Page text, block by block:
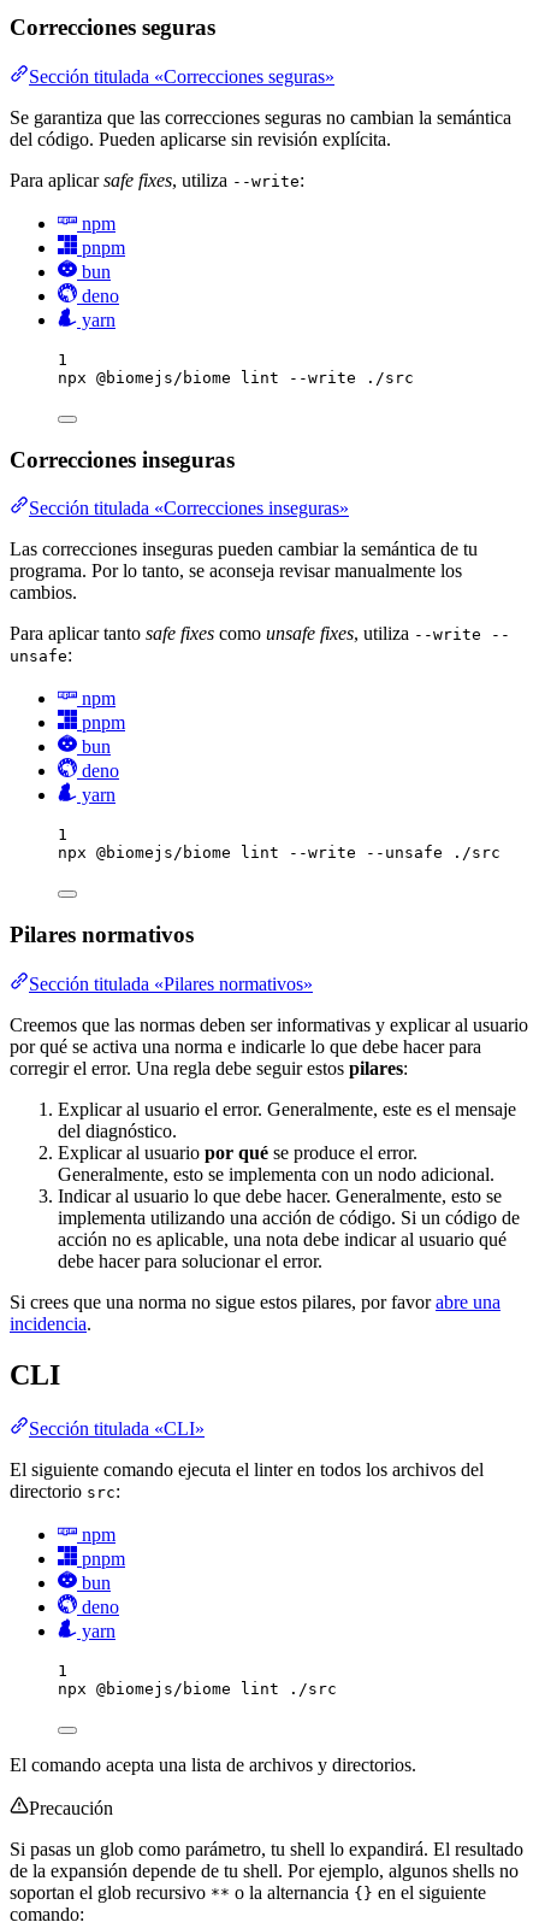
Correcciones seguras
Sección titulada «Correcciones seguras»
Se garantiza que las correcciones seguras no cambian la semántica
del código. Pueden aplicarse sin revisión explícita.
Para aplicarsafe fixes, utiliza --write:
npm
pnpm
bun
deno
yarn
1
npx @biomejs/biome lint --write ./src
Correcciones inseguras
Sección titulada «Correcciones inseguras»
Las correcciones inseguras pueden cambiar la semántica de tu
programa. Por lo tanto, se aconseja revisar manualmente los
cambios.
Para aplicar tanto safe fixes como unsafe fixes, utiliza --write --
unsafe:
npm
pnpm
bun
deno
yarn
1
npx @biomejs/biome lint --write --unsafe ./src
Pilares normativos
Sección titulada «Pilares normativos»
Creemos que las normas deben ser informativas y explicar al usuario
por qué se activa una norma e indicarle lo que debe hacer para
corregir el error. Una regla debe seguir estos pilares:
Explicar al usuario el error. Generalmente, este es el mensaje
del diagnóstico.
Explicar al usuario por qué se produce el error.
Generalmente, esto se implementa con un nodo adicional.
Indicar al usuario lo que debe hacer. Generalmente, esto se
implementa utilizando una acción de código. Si un código de
acción no es aplicable, una nota debe indicar al usuario qué
debe hacer para solucionar el error.
Si crees que una norma no sigue estos pilares, por favorabre una
incidencia.
CLI
Sección titulada «CLI»
El siguiente comando ejecuta el linter en todos los archivos del
directorio src:
npm
pnpm
bun
deno
yarn
1
npx @biomejs/biome lint ./src
El comando acepta una lista de archivos y directorios.
Precaución
Si pasas un glob como parámetro, tu shell lo expandirá. El resultado
de la expansión depende de tu shell. Por ejemplo, algunos shells no
soportan el glob recursivo ** o la alternancia {} en el siguiente
comando: